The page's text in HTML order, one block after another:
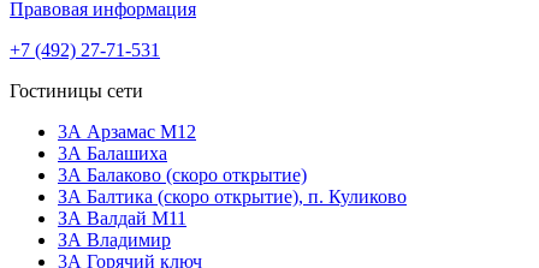
Правовая информация
+7 (492) 27-71-531
Гостиницы сети
3А Арзамас М12
3А Балашиха
3А Балаково (скоро открытие)
ЗА Балтика (скоро открытие), п. Куликово
ЗА Валдай M11
ЗА Владимир
3А Горячий ключ